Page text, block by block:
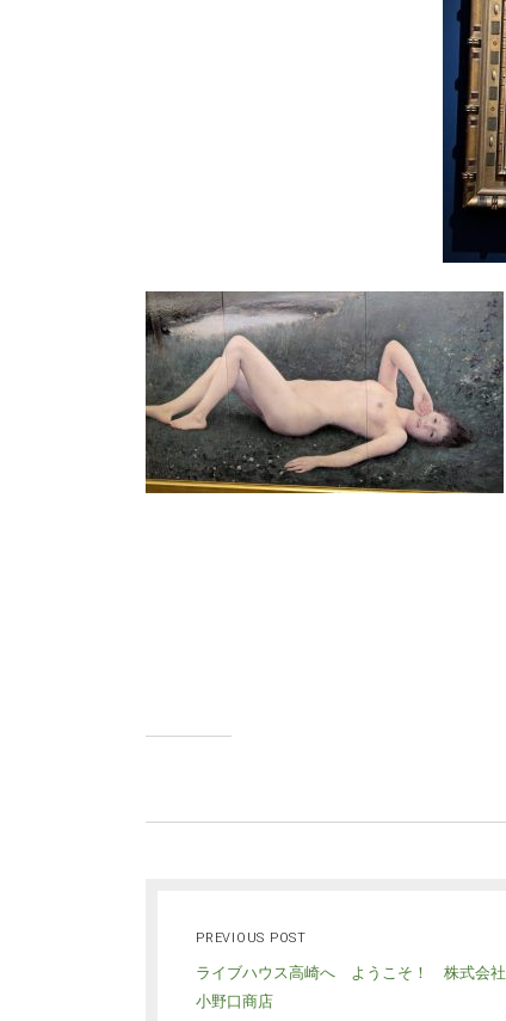
PREVIOUS POST
ライブハウス高崎へ ようこそ！ 株式会社
小野口商店